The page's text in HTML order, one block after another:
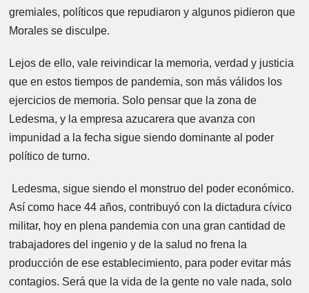
gremiales, políticos que repudiaron y algunos pidieron que
Morales se disculpe.
Lejos de ello, vale reivindicar la memoria, verdad y justicia
que en estos tiempos de pandemia, son más válidos los
ejercicios de memoria. Solo pensar que la zona de
Ledesma, y la empresa azucarera que avanza con
impunidad a la fecha sigue siendo dominante al poder
político de turno.
Ledesma, sigue siendo el monstruo del poder económico.
Así como hace 44 años, contribuyó con la dictadura cívico
militar, hoy en plena pandemia con una gran cantidad de
trabajadores del ingenio y de la salud no frena la
producción de ese establecimiento, para poder evitar más
contagios. Será que la vida de la gente no vale nada, solo